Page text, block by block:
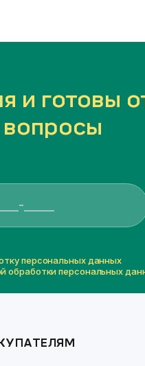
и готовы
вопросы
персональных данных
обработки персональных